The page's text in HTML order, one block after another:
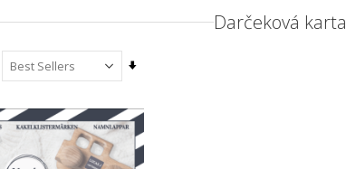
Darčeková karta
Nastaviť
smer